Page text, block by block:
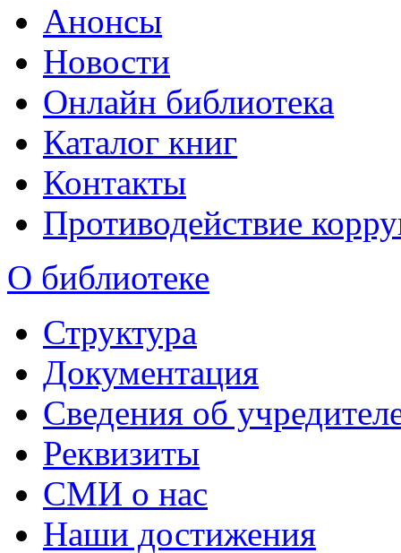
Анонсы
Новости
Онлайн библиотека
Каталог книг
Контакты
Противодействие
О библиотеке
Структура
Документация
Сведения об
Реквизиты
СМИ о нас
Наши достижения